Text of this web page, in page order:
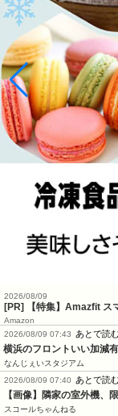
2026/08/09
[PR] 【特集】Amazfit ス
Amazon
2026/08/09 07:43
あとで読
横浜のフロントいい加減
なんじぇいスタジアム
2026/08/09 07:40
あとで読
【画像】隣家の室外機、
スコールちゃんねる